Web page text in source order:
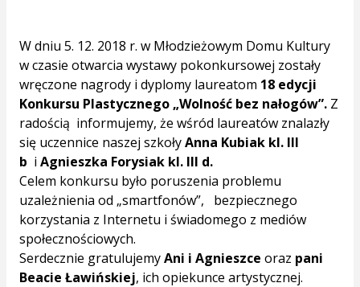
W dniu 5. 12. 2018 r. w Młodzieżowym Domu Kultury
w czasie otwarcia wystawy pokonkursowej zostały
wręczone nagrody i dyplomy laureatom 18 edycji
Konkursu Plastycznego „Wolność bez nałogów”. Z
radością informujemy, że wśród laureatów znalazły
się uczennice naszej szkołyAnna Kubiak kl. III
b i Agnieszka Forysiak kl. III d.
Celem konkursu było poruszenia problemu
uzależnienia od „smartfonów”, bezpiecznego
korzystania z Internetu i świadomego z mediów
społecznościowych.
Serdecznie gratulujemyAni i Agnieszce oraz pani
Beacie Ławińskiej, ich opiekunce artystycznej.